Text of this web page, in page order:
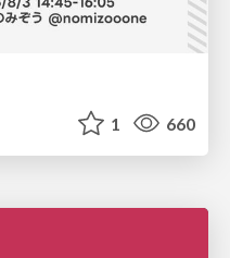
1 660